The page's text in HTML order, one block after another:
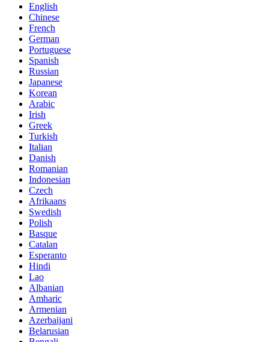
English
Chinese
French
German
Portuguese
Spanish
Russian
Japanese
Korean
Arabic
Irish
Greek
Turkish
Italian
Danish
Romanian
Indonesian
Czech
Afrikaans
Swedish
Polish
Basque
Catalan
Esperanto
Hindi
Lao
Albanian
Amharic
Armenian
Azerbaijani
Belarusian